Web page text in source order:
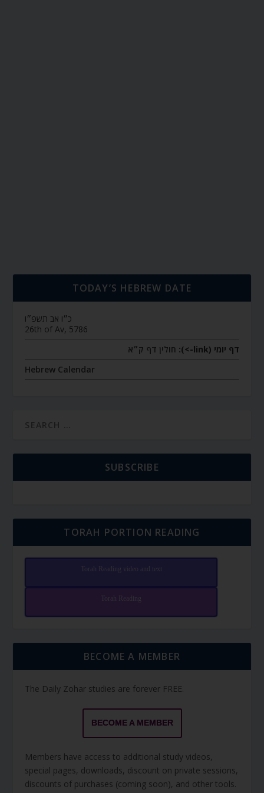
TODAY’S HEBREW DATE
כ״ו אב תשפ״ו
26th of Av, 5786
דף יומי (link->):
חולין דף ק״א
Hebrew Calendar
SUBSCRIBE
TORAH PORTION READING
Torah Reading video and text
Torah Reading
BECOME A MEMBER
The Daily Zohar studies are forever FREE.
BECOME A MEMBER
Members have access to additional study videos,
special pages, downloads, discount on private sessions,
discounts of purchases (coming soon), and other tools.